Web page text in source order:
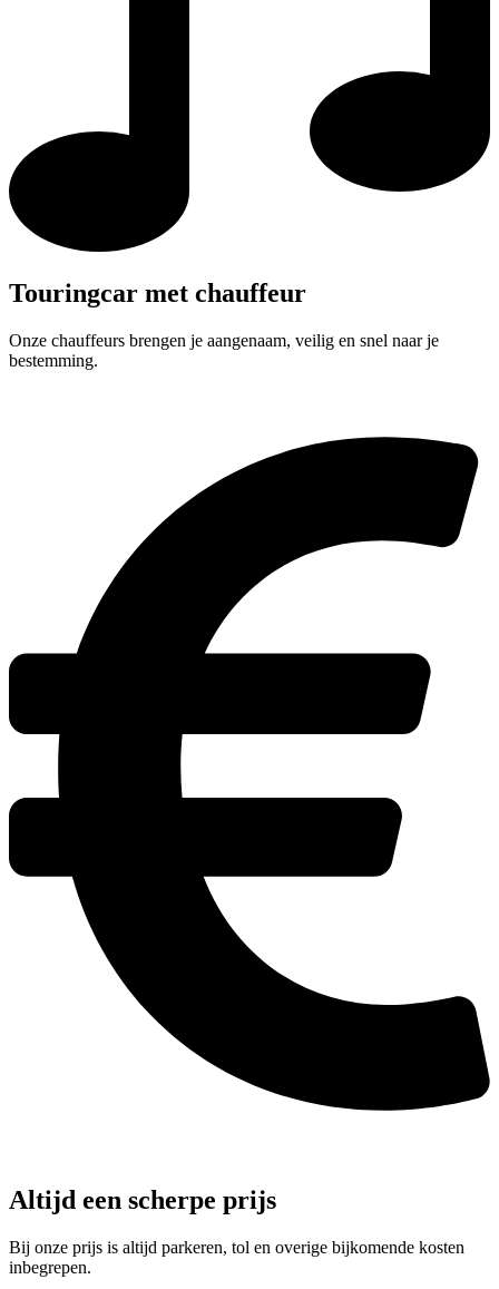
Touringcar met chauffeur
Onze chauffeurs brengen je aangenaam, veilig en snel naar je
bestemming.
Altijd een scherpe prijs
Bij onze prijs is altijd parkeren, tol en overige bijkomende kosten
inbegrepen.